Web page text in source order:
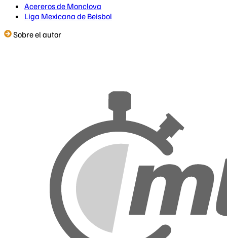
Acereros de Monclova
Liga Mexicana de Beisbol
Sobre el autor